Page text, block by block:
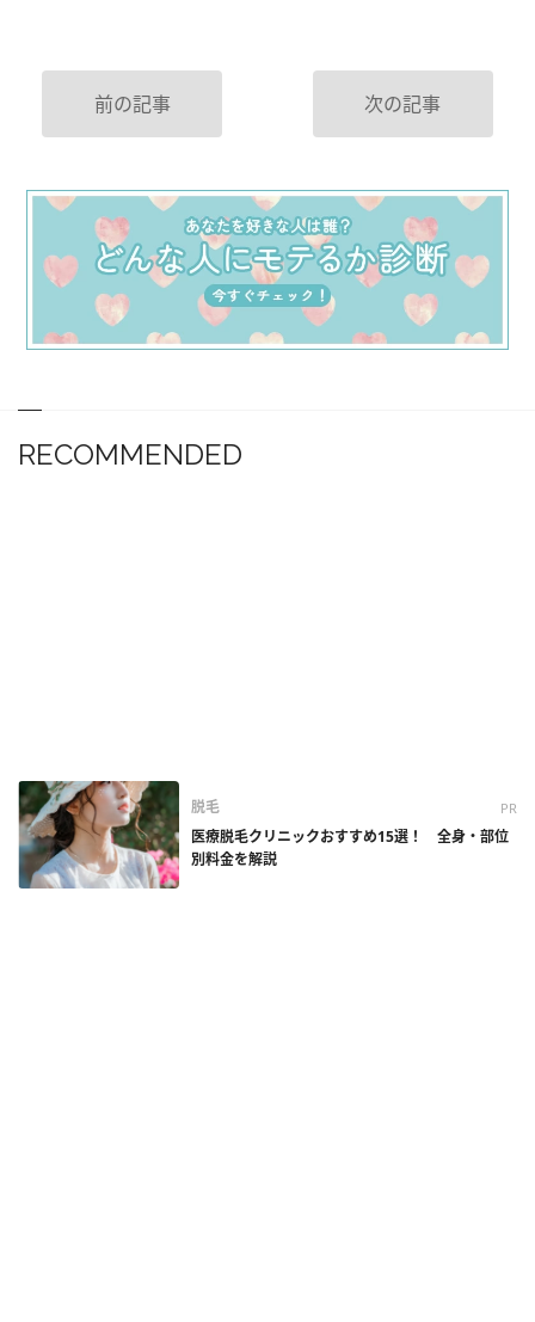
前の記事 次の記事
RECOMMENDED
脱毛 PR
医療脱毛クリニックおすすめ15選！ 全身・部位
別料金を解説